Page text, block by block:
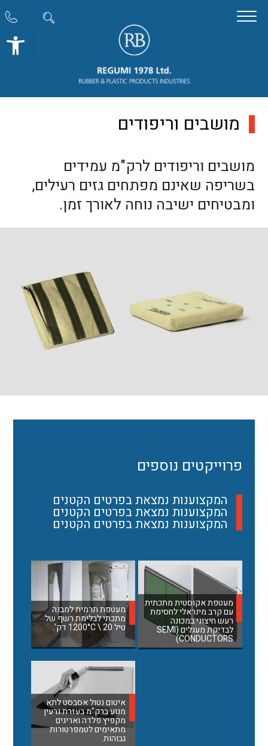
פתח
מושבים וריפודים
מושבים וריפודים לרק"מ עמידים
בשריפה שאינם מפתחים גזים רעילים,
ומבטיחים ישיבה נוחה לאורך זמן.
פרוייקטים נוספים
המקצוענות נמצאת בפרטים הקטנים
המקצוענות נמצאת בפרטים הקטנים
המקצוענות נמצאת בפרטים הקטנים
מעטפת אקוסטית מתכתית
עם קרב מינראלי לחסימת
רעש חיצוני במכונה
לבדיקת מעגלים (SEMI
CONDUCTORS)
מעטפת תרמית למבנה
מתכתי לבלימת רשף של
טיל 1200°C \ 20 דק'.
איטום נטול אסבסט לתא
מנוע ברק"מ בעזרת גרעין
מקפיץ פלדה ואריגים
מתאימים לטמפרטורות
גבוהות.